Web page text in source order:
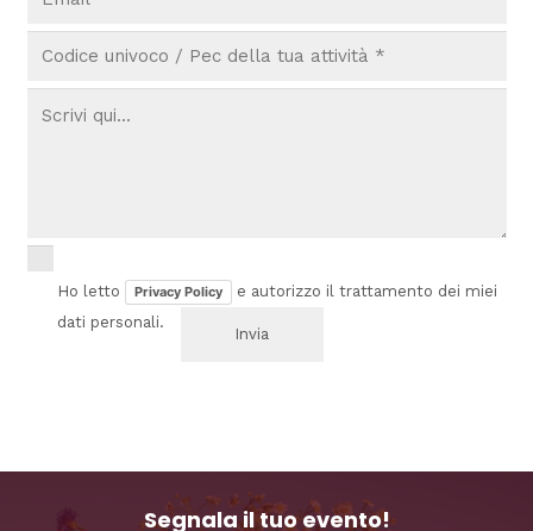
Ho letto Privacy Policy
e autorizzo il trattamento dei miei
dati personali.
Segnala il tuo evento!